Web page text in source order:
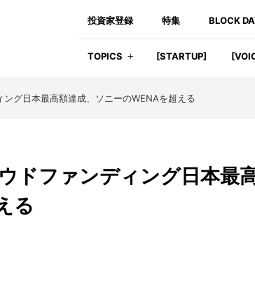
投資家登録 特集 BLOCK
TOPICS [STARTUP]
グ日本最高額達成、ソニーのWENAを超える
ドファンディング日本最
る